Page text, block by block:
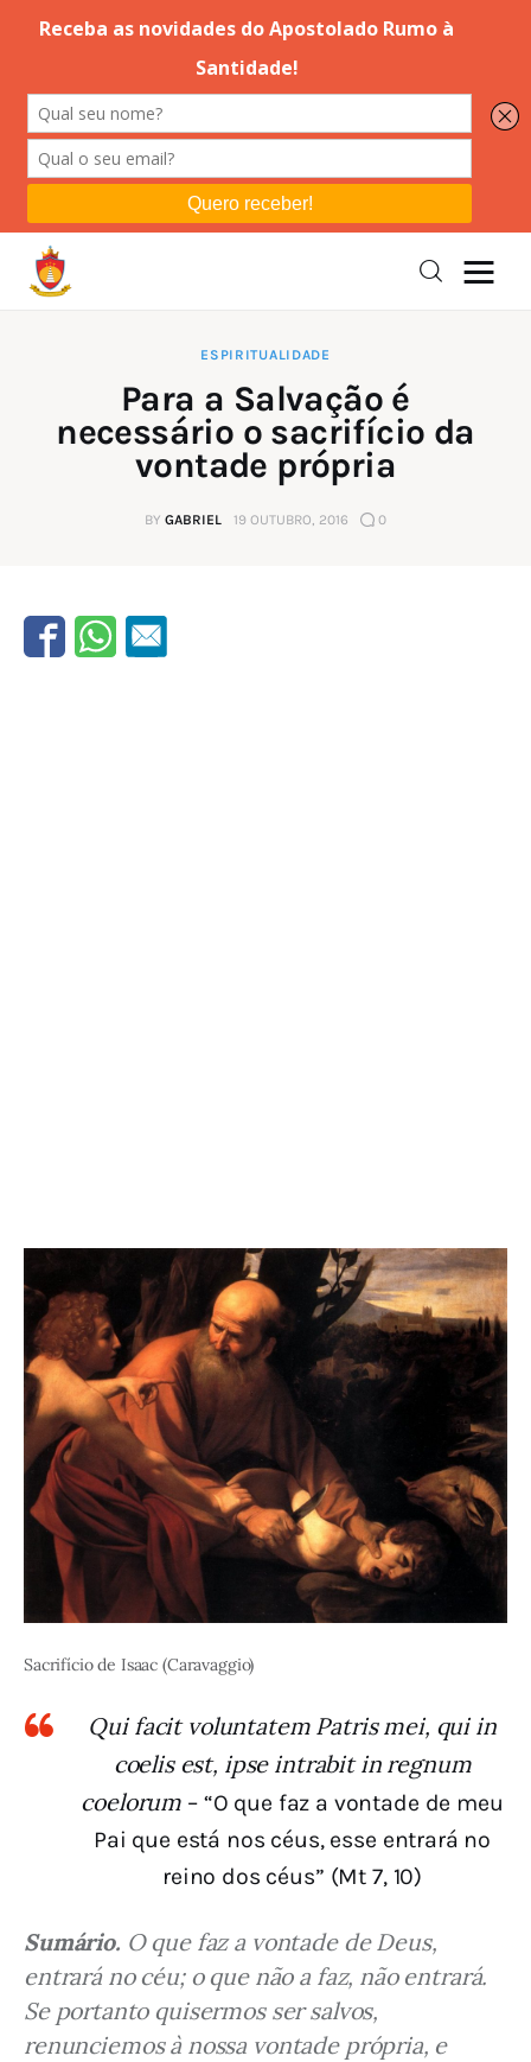
Editorial
Orações
Instruções
Espiritualidade
Catolicismo
Sobre
ESPIRITUALIDADE
Para a Salvação é
necessário o sacrifício da
vontade própria
BY GABRIEL 19 OUTUBRO, 2016 0
Sacrifício de Isaac (Caravaggio)
Qui facit voluntatem Patris mei, qui in
coelis est, ipse intrabit in regnum
coelorum – “O que faz a vontade de meu
Pai que está nos céus, esse entrará no
reino dos céus” (Mt 7, 10)
Sumário. O que faz a vontade de Deus,
entrará no céu; o que não a faz, não entrará.
Se portanto quisermos ser salvos,
renunciemos à nossa vontade própria, e